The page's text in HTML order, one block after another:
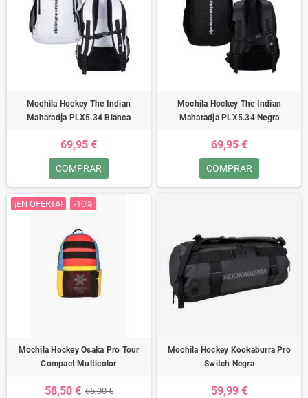
Mochila Hockey The Indian
Maharadja PLX5.34 Blanca
69,95 €
COMPRAR
Mochila Hockey The Indian
Maharadja PLX5.34 Negra
69,95 €
COMPRAR
¡EN OFERTA! -10%
Mochila Hockey Osaka Pro Tour
Compact Multicolor
58,50 € 65,00 €
Mochila Hockey Kookaburra Pro
Switch Negra
59,99 €